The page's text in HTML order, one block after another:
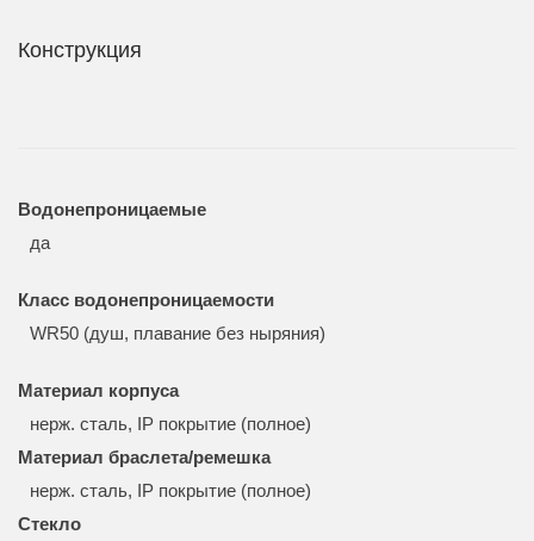
Конструкция
Водонепроницаемые
да
Класс водонепроницаемости
WR50 (душ, плавание без ныряния)
Материал корпуса
нерж. сталь, IP покрытие (полное)
Материал браслета/ремешка
нерж. сталь, IP покрытие (полное)
Стекло